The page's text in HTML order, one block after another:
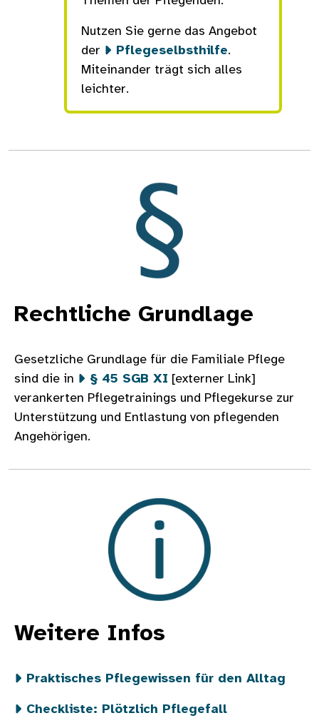
Nutzen Sie gerne das Angebot
der
Pflegeselbsthilfe.
Miteinander trägt sich alles
leichter.
Rechtliche Grundlage
Gesetzliche Grundlage für die Familiale Pflege
sind die in
§ 45 SGB XI [externer Link]
verankerten Pflegetrainings und Pflegekurse zur
Unterstützung und Entlastung von pflegenden
Angehörigen.
Weitere Infos
Praktisches Pflegewissen für den Alltag
Checkliste: Plötzlich Pflegefall